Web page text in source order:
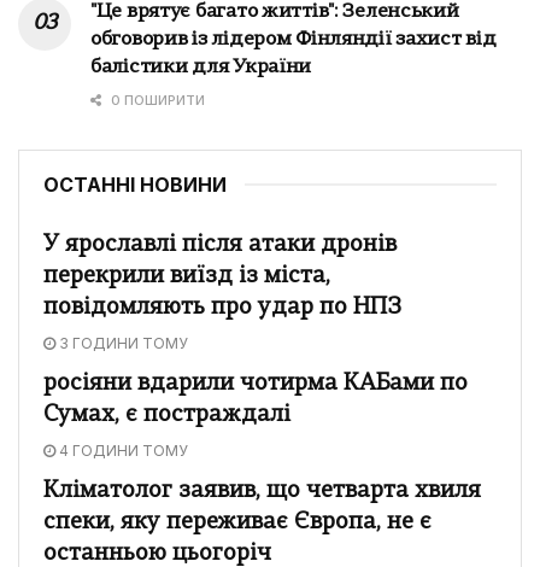
"Це врятує багато життів": Зеленський
обговорив із лідером Фінляндії захист від
балістики для України
0 ПОШИРИТИ
ОСТАННІ НОВИНИ
У ярославлі після атаки дронів
перекрили виїзд із міста,
повідомляють про удар по НПЗ
3 ГОДИНИ ТОМУ
росіяни вдарили чотирма КАБами по
Сумах, є постраждалі
4 ГОДИНИ ТОМУ
Кліматолог заявив, що четварта хвиля
спеки, яку переживає Європа, не є
останньою цьогоріч